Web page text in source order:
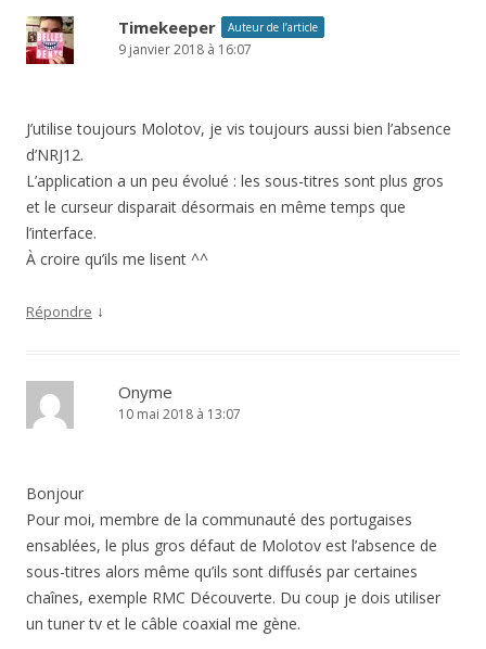
Timekeeper Auteur de l’article
9 janvier 2018 à 16:07
J’utilise toujours Molotov, je vis toujours aussi bien l’absence
d’NRJ12.
L’application a un peu évolué : les sous-titres sont plus gros
et le curseur disparait désormais en même temps que
l’interface.
À croire qu’ils me lisent ^^
Répondre ↓
Onyme
10 mai 2018 à 13:07
Bonjour
Pour moi, membre de la communauté des portugaises
ensablées, le plus gros défaut de Molotov est l’absence de
sous-titres alors même qu’ils sont diffusés par certaines
chaînes, exemple RMC Découverte. Du coup je dois utiliser
un tuner tv et le câble coaxial me gène.